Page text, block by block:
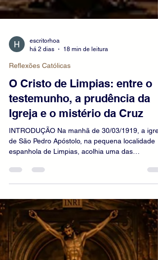
há 2 dias
18 min de leitura
Reflexões Católicas
O Cristo de Limpias: entre o
testemunho, a prudência da
Igreja e o mistério da Cruz
de São Pedro Apóstolo, na pequena localidade
religiosos capuchinhos. Em certo momento, uma
menina de aproximadamente doze anos chamou
a atenção das pessoas para o grande crucifixo
colocado no retábulo. Segundo os relatos, ela
afirmou que os olhos da imagem estavam se
fechando. Outras crianças teriam feito a mesma